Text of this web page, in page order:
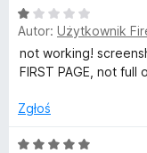
n
a
:
5
5
O
c
e
n
:
/
Autor: Użytkownik
not working!
FIRST PAGE, not
Zgłoś
O